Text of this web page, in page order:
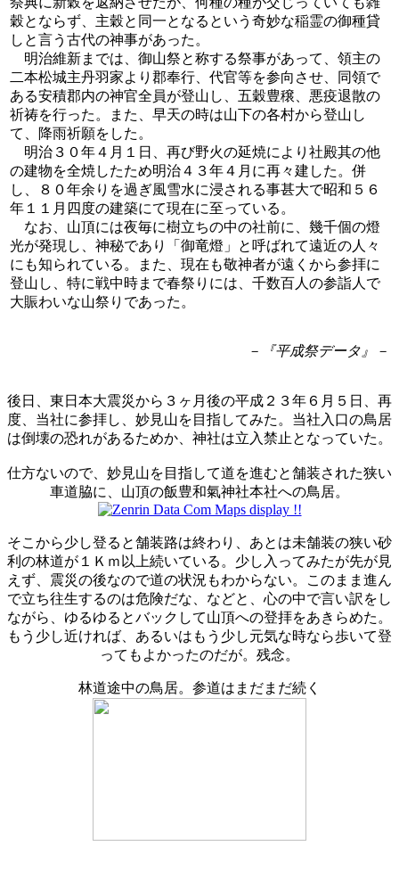
穀とならず、主穀と同一となるという奇妙な稲霊の御種貸
しと言う古代の神事があった。
明治維新までは、御山祭と称する祭事があって、領主の
二本松城主丹羽家より郡奉行、代官等を参向させ、同領で
ある安積郡内の神官全員が登山し、五穀豊穣、悪疫退散の
祈祷を行った。また、早天の時は山下の各村から登山し
て、降雨祈願をした。
明治３０年４月１日、再び野火の延焼により社殿其の他
の建物を全焼したため明治４３年４月に再々建した。併
し、８０年余りを過ぎ風雪水に浸される事甚大で昭和５６
年１１月四度の建築にて現在に至っている。
なお、山頂には夜毎に樹立ちの中の社前に、幾千個の燈
光が発現し、神秘であり「御竜燈」と呼ばれて遠近の人々
にも知られている。また、現在も敬神者が遠くから参拝に
登山し、特に戦中時まで春祭りには、千数百人の参詣人で
大賑わいな山祭りであった。
－『平成祭データ』－
後日、東日本大震災から３ヶ月後の平成２３年６月５日、再
度、当社に参拝し、妙見山を目指してみた。当社入口の鳥居
は倒壊の恐れがあるためか、神社は立入禁止となっていた。
仕方ないので、妙見山を目指して道を進むと舗装された狭い
車道脇に、山頂の飯豊和氣神社本社への鳥居。
そこから少し登ると舗装路は終わり、あとは未舗装の狭い砂
利の林道が１Ｋｍ以上続いている。少し入ってみたが先が見
えず、震災の後なので道の状況もわからない。このまま進ん
で立ち往生するのは危険だな、などと、心の中で言い訳をし
ながら、ゆるゆるとバックして山頂への登拝をあきらめた。
もう少し近ければ、あるいはもう少し元気な時なら歩いて登
ってもよかったのだが。残念。
林道途中の鳥居。参道はまだまだ続く